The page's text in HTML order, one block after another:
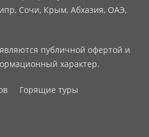
Сочи, Крым, Абхазия, ОАЭ,
публичной офертой и
характер.
Горящие туры